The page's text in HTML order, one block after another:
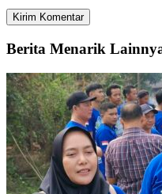
Berita Menarik